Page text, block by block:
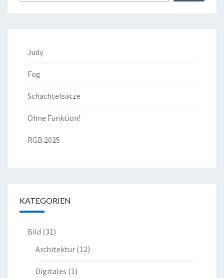
Judy
Fog
Schachtelsätze
Ohne Funktion!
RGB 2025
KATEGORIEN
Bild (31)
Architektur (12)
Digitales (1)